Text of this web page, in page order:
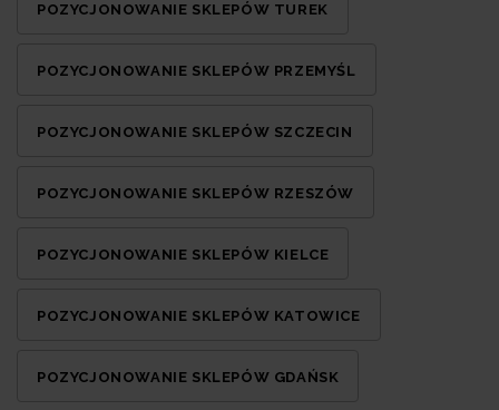
POZYCJONOWANIE SKLEPÓW TUREK
POZYCJONOWANIE SKLEPÓW PRZEMYŚL
POZYCJONOWANIE SKLEPÓW SZCZECIN
POZYCJONOWANIE SKLEPÓW RZESZÓW
POZYCJONOWANIE SKLEPÓW KIELCE
POZYCJONOWANIE SKLEPÓW KATOWICE
POZYCJONOWANIE SKLEPÓW GDAŃSK